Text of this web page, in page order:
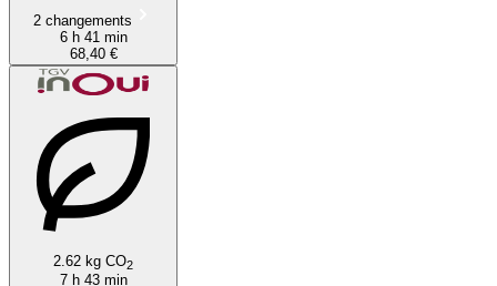
2 changements
6 h 41 min
68,40 €
2.62 kg CO2
7 h 43 min